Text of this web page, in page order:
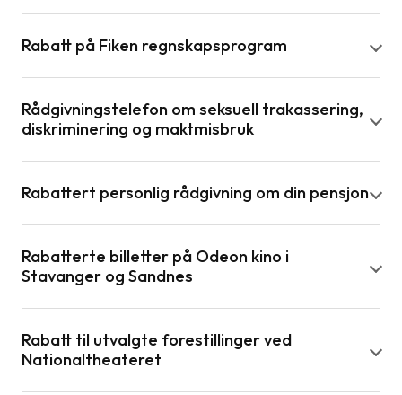
Rabatt på Fiken regnskapsprogram
Rådgivningstelefon om seksuell trakassering,
diskriminering og maktmisbruk
Rabattert personlig rådgivning om din pensjon
Rabatterte billetter på Odeon kino i
Stavanger og Sandnes
Rabatt til utvalgte forestillinger ved
Nationaltheateret